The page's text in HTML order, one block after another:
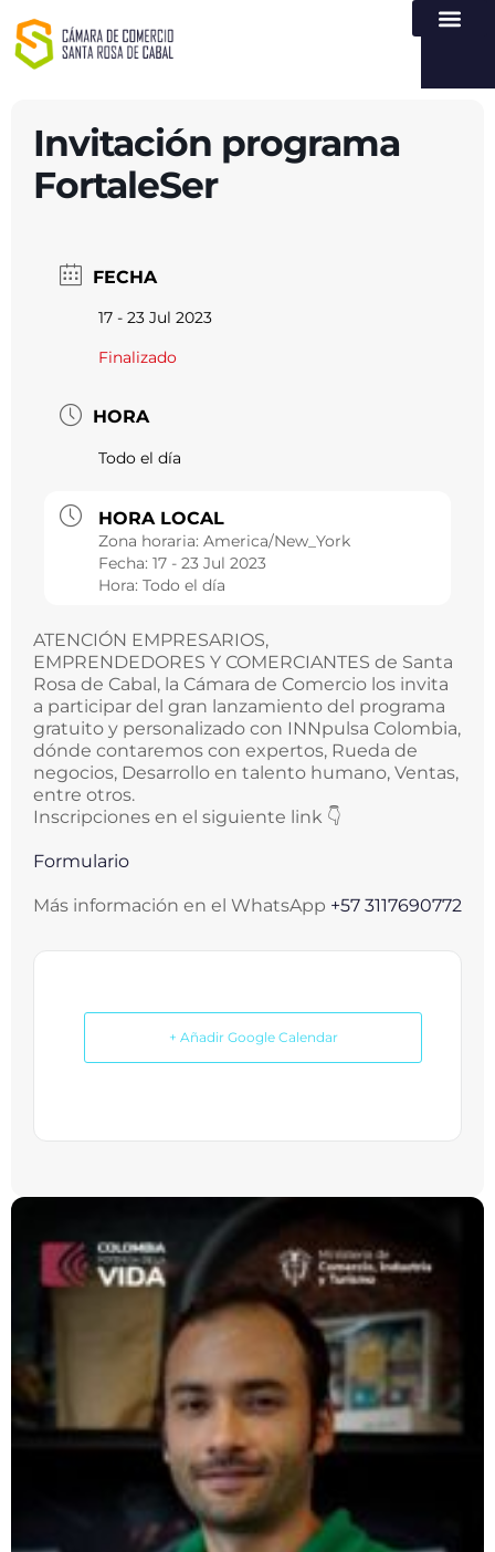
Invitación programa
FortaleSer
FECHA
17 - 23 Jul 2023
Finalizado
HORA
Todo el día
HORA LOCAL
Zona horaria: America/New_York
Fecha: 17 - 23 Jul 2023
Hora: Todo el día
ATENCIÓN EMPRESARIOS,
EMPRENDEDORES Y COMERCIANTES de Santa
Rosa de Cabal, la Cámara de Comercio los invita
a participar del gran lanzamiento del programa
gratuito y personalizado con INNpulsa Colombia,
dónde contaremos con expertos, Rueda de
negocios, Desarrollo en talento humano, Ventas,
entre otros.
Inscripciones en el siguiente link 👇
Formulario
Más información en el WhatsApp +57 3117690772
+ Añadir Google Calendar